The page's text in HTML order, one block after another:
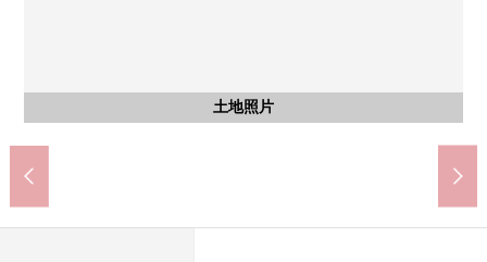
土地照片
土地照片
土地照片
土地照片
土地照片
土地照片
土地照片
土地照片
含有前面道路的外觀
含有前面道路的外觀
加布裡站(JR九州築肥線)(約370m)
全家便利店線島神在商店(約580m)
Sunny加布裡商店(約700m)
線島市立加布裡小學(約660m)
前原西中學(約1820m)